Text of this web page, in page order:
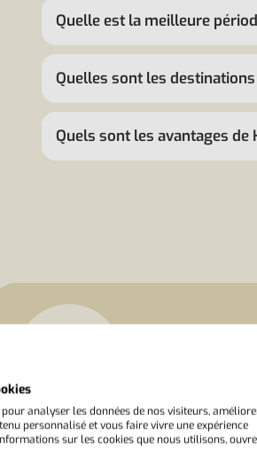
Quelle est la meilleure
Quelles sont les
Quels sont les avantages
Conseil
«Beaucoup
Kyoto ou
Sannomiya et
régulièrement
pour le port,
analyser les données de nos visiteurs,
personnalisé et vous faire vivre une expérience
sur les cookies que nous utilisons,